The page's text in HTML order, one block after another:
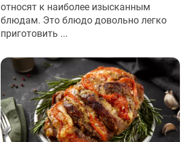
относят к наиболее изысканным
блюдам. Это блюдо довольно легко
приготовить ...